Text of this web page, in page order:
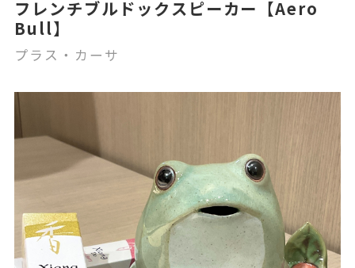
フレンチブルドックスピーカー【Aero
Bull】
プラス・カーサ